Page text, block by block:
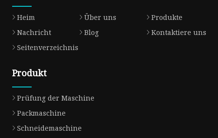
Heim Über uns
Produkte
Nachricht
Blog
Kontaktiere uns
Seitenverzeichnis
Produkt
Prüfung der Maschine
Packmaschine
Schneidemaschine